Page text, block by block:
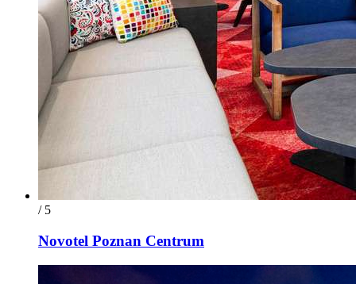
/ 5
Novotel Poznan Centrum